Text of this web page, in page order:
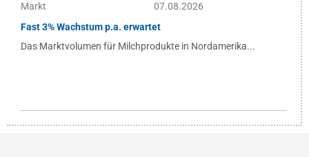
Markt
07.08.2026
Fast 3% Wachstum p.a. erwartet
Das Marktvolumen für Milchprodukte in Nordamerika...